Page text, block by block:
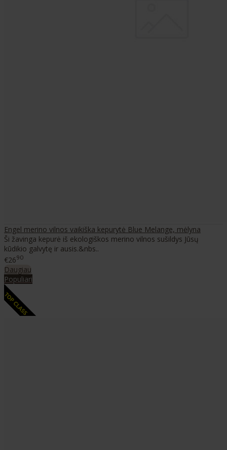
Engel merino vilnos vaikiška kepurytė Blue Melange, mėlyna
Ši žavinga kepurė iš ekologiškos merino vilnos sušildys Jūsų
kūdikio galvytę ir ausis.&nbs..
€2690
Daugiau
Populiari